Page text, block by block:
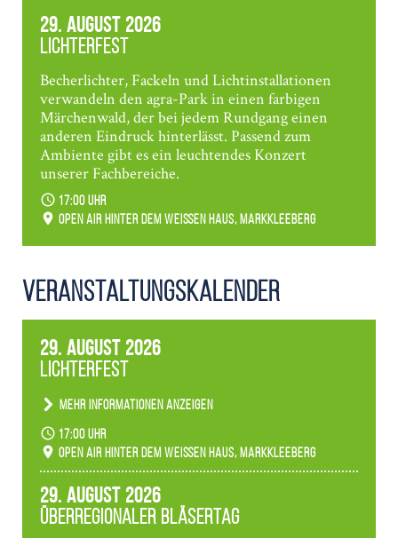
29. August 2026
Lichterfest
Becherlichter, Fackeln und Lichtinstallationen
verwandeln den agra-Park in einen farbigen
Märchenwald, der bei jedem Rundgang einen
anderen Eindruck hinterlässt. Passend zum
Ambiente gibt es ein leuchtendes Konzert
unserer Fachbereiche.
17:00 Uhr
Open Air hinter dem weißen Haus, Markkleeberg
Veranstaltungs­kalender
29. August 2026
Lichterfest
Mehr Informationen anzeigen
Becherlichter, Fackeln und Lichtinstallationen
verwandeln den agra-Park in einen farbigen
Märchenwald, der bei jedem Rundgang einen
Ambiente gibt es ein leuchtendes Konzert
unserer Fachbereiche.
17:00 Uhr
Open Air hinter dem weißen Haus, Markkleeberg
29. August 2026
Überregionaler Bläsertag